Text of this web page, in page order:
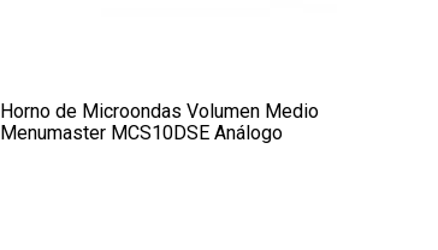
Horno de Microondas Volumen Medio
Menumaster MCS10DSE Análogo